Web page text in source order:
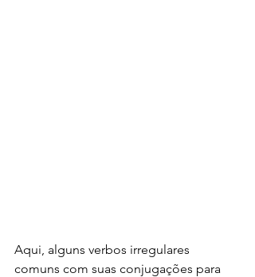
Aqui, alguns verbos irregulares
comuns com suas conjugações para